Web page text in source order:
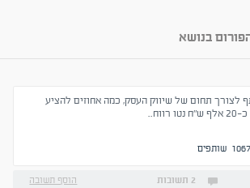
בנושא
לצורך תחום של שיווק העסק, כמה אחוזים להציע
1067 שותפים
2 תשובות הוסף תשובה